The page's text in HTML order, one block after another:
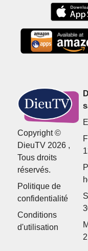
Copyright ©
DieuTV 2026 ,
Tous droits
réservés.
Politique de
confidentialité
Conditions
d'utilisation